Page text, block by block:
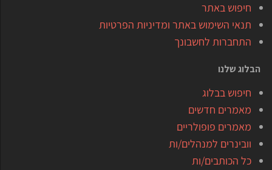
חיפוש באתר
תנאי השימוש באתר ומדיניות הפרטיות
התחברות לחשבונך
הבלוג שלנו
חיפוש בבלוג
מאמרים חדשים
מאמרים פופולריים
וובינרים למנהלים/ות
כל הכותבים/ות